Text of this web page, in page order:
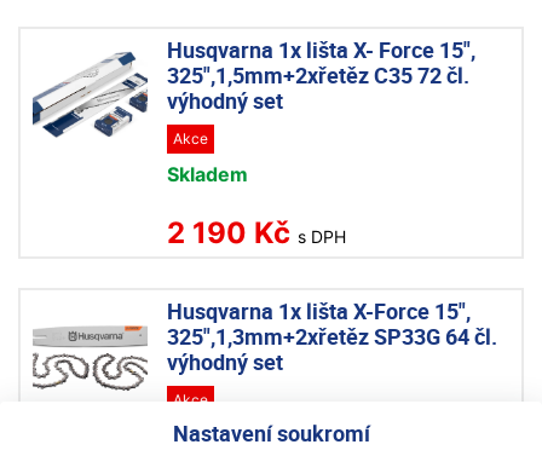
Nastavení soukromí
Husqvarna 1x lišta X- Force 15",
325",1,5mm+2xřetěz C35 72 čl.
výhodný set
Akce
Skladem
2 190 Kč s DPH
Husqvarna 1x lišta X-Force 15",
325",1,3mm+2xřetěz SP33G 64 čl.
výhodný set
Akce
Skladem